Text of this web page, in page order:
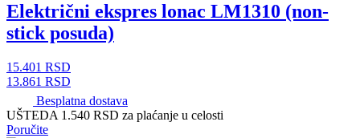
Električni ekspres lonac LM1310 (non-
stick posuda)
15.401 RSD
13.861 RSD
Besplatna dostava
UŠTEDA 1.540 RSD za plaćanje u celosti
Poručite